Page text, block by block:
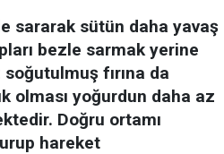
sararak sütün daha yavaş
bezle sarmak yerine
soğutulmuş fırına da
olması yoğurdun daha az
Doğru ortamı
hareket